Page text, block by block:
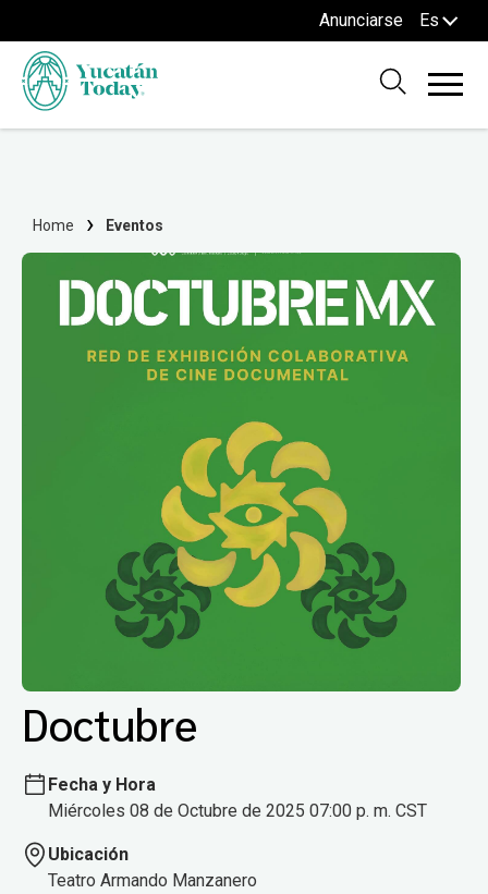
Anunciarse Es
Home Eventos
Doctubre
Fecha y Hora
Miércoles 08 de Octubre de 2025 07:00 p. m. CST
Ubicación
Teatro Armando Manzanero